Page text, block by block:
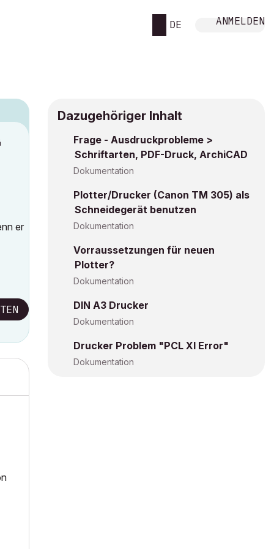
DE ANMELDEN
er
Dazugehöriger Inhalt
Frage - Ausdruckprobleme >
Schriftarten, PDF-Druck, ArchiCAD
Dokumentation
Plotter/Drucker (Canon TM 305) als
Schneidegerät benutzen
Dokumentation
Vorraussetzungen für neuen
Plotter?
Dokumentation
DIN A3 Drucker
Dokumentation
Drucker Problem "PCL Xl Error"
Dokumentation